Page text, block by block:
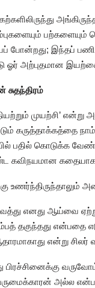
இந்தப் பணி
ஓர் அற்புதமான
முயற்சி’ என்று
கருத்தாக்கத்தை
பதில் கொடுக்க
கதையாக
எனது ஆய்வை
தகுந்தது என்பதை
என்று
பிரச்சினைக்கு
அல்ல